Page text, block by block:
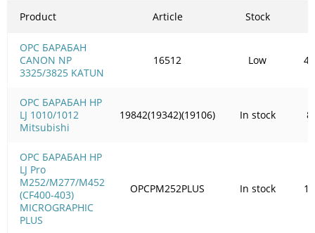
Product
OPC БАРАБАН
CANON NP
3325/3825 KATUN
OPC БАРАБАН HP
LJ 1010/1012
Mitsubishi
OPC БАРАБАН HP
LJ Pro
M252/M277/M452
(CF400-403)
MICROGRAPHIC
PLUS
Article Stock
16512 Low
19842(19342)(19106) In stock
OPCPM252PLUS In stock